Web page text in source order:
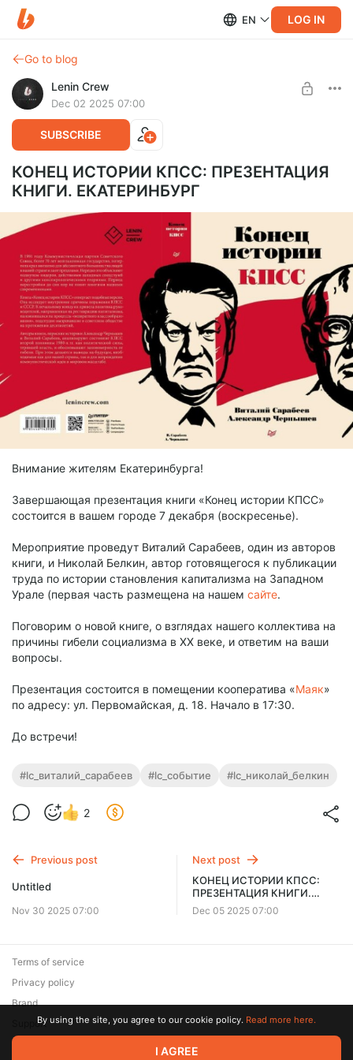
EN LOG IN
Go to blog
Lenin Crew
Dec 02 2025 07:00
SUBSCRIBE
КОНЕЦ ИСТОРИИ КПСС: ПРЕЗЕНТАЦИЯ
КНИГИ. ЕКАТЕРИНБУРГ
Внимание жителям Екатеринбурга!
Завершающая презентация книги «Конец истории КПСС»
состоится в вашем городе 7 декабря (воскресенье).
Мероприятие проведут Виталий Сарабеев, один из авторов
книги, и Николай Белкин, автор готовящегося к публикации
труда по истории становления капитализма на Западном
Урале (первая часть размещена на нашем сайте.
Поговорим о новой книге, о взглядах нашего коллектива на
причины гибели социализма в XX веке, и ответим на ваши
вопросы.
Презентация состоится в помещении кооператива «Маяк»
по адресу: ул. Первомайская, д. 18. Начало в 17:30.
До встречи!
#lc_виталий_сарабеев #lc_событие #lc_николай_белкин
2
Previous post
Untitled
Nov 30 2025 07:00
Next post
КОНЕЦ ИСТОРИИ КПСС:
ПРЕЗЕНТАЦИЯ КНИГИ.
ЕКАТЕРИНБУРГ
Dec 05 2025 07:00
© 2026 Zaya Solutions Limited. All rights reserved. All trademarks
Terms of service
Privacy policy
Brand
SupportBy using the site, you agree to our cookie policy. Read more here.
I AGREE